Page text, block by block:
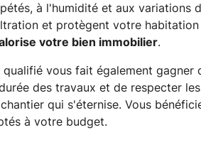
à l'humidité et aux variations
et protègent votre habitation
votre bien immobilier.
qualifié vous fait également
des travaux et de respecter
qui s'éternise. Vous
à votre budget.